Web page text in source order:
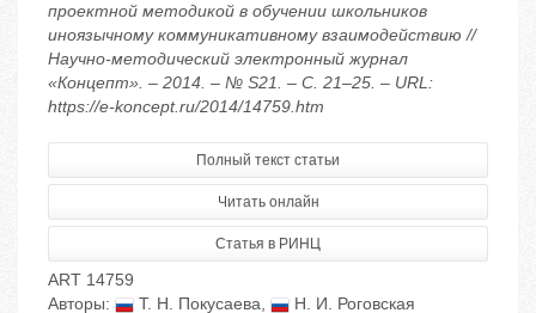
проектной методикой в обучении школьников
иноязычному коммуникативному взаимодействию //
Научно-методический электронный журнал
«Концепт». – 2014. – № S21. – С. 21–25. – URL:
https://e-koncept.ru/2014/14759.htm
Полный текст статьи
Читать онлайн
Статья в РИНЦ
ART 14759
Авторы:
Т. Н. Покусаева,
Н. И. Роговская